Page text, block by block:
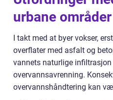
urbane områder
I takt med at byer vokser,
overflater med asfalt og
vannets naturlige
overvannsavrenning.
overvannshåndtering kan